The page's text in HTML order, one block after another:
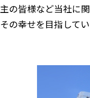
主の皆様など当社に
その幸せを目指してい